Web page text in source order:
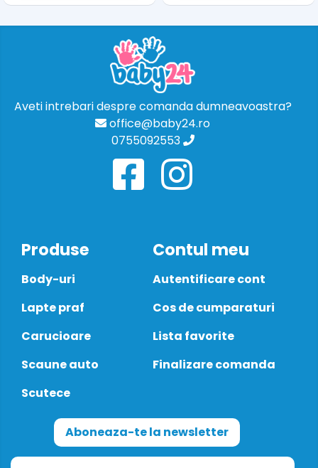
Aveti intrebari despre comanda dumneavoastra?
office@baby24.ro
0755092553
Produse
Body-uri
Lapte praf
Carucioare
Scaune auto
Scutece
Contul meu
Autentificare cont
Cos de cumparaturi
Lista favorite
Finalizare comanda
Aboneaza-te la newsletter